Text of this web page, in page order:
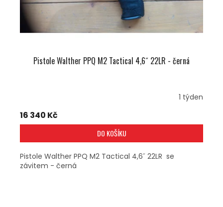
Pistole Walther PPQ M2 Tactical 4,6˝ 22LR - černá
1 týden
16 340 Kč
DO KOŠÍKU
Pistole Walther PPQ M2 Tactical 4,6˝ 22LR se
závitem - černá